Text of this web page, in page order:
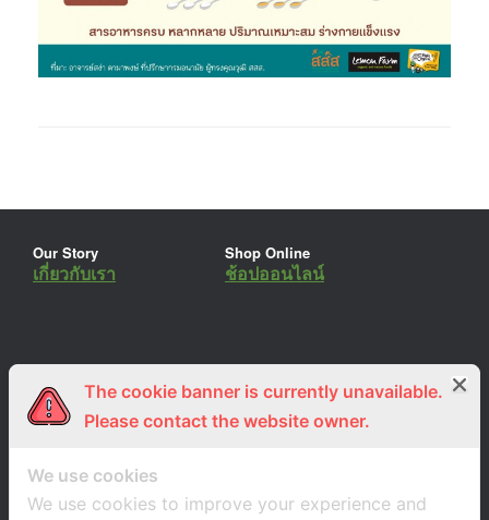
Our Story
เกี่ยวกับเรา
Shop Online
ช้อปออนไลน์
ร่วมงานกับเรา
สมัครงาน
Lemon Farm Cafe
ร้านอาหารอินทรีย์
The cookie banner is currently unavailable.
Please contact the website owner.
We use cookies
We use cookies to improve your experience and